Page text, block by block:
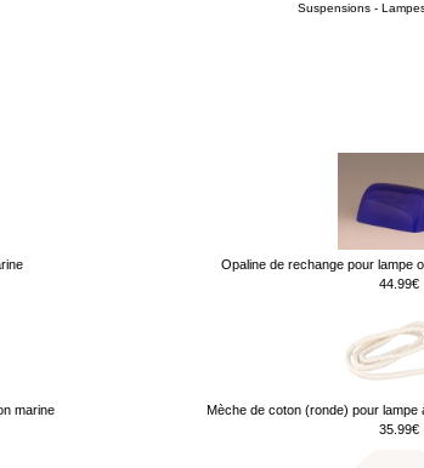
Suspensions -
Opaline de rechange pour lampe
44.99€
marine
Mèche de coton (ronde) pour lampe
35.99€